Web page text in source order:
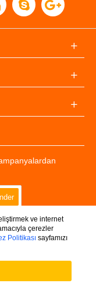
Saklıdır.
ve internet
çerezler
Politikasısayfamızı